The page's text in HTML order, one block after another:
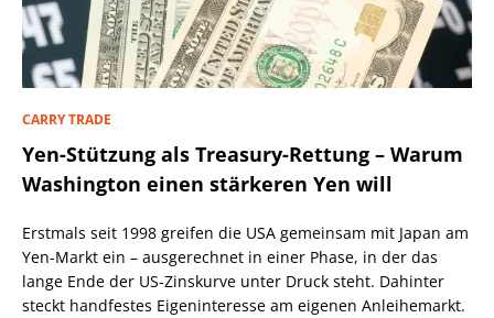
CARRY TRADE
Yen-Stützung als Treasury-Rettung – Warum
Washington einen stärkeren Yen will
Erstmals seit 1998 greifen die USA gemeinsam mit Japan am
Yen-Markt ein – ausgerechnet in einer Phase, in der das
lange Ende der US-Zinskurve unter Druck steht. Dahinter
steckt handfestes Eigeninteresse am eigenen Anleihemarkt.